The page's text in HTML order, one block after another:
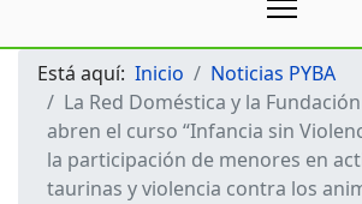
Está aquí: Inicio
Noticias PYBA
La Red Doméstica y la
abren el curso “Infancia sin
la participación de menores en
taurinas y violencia contra los